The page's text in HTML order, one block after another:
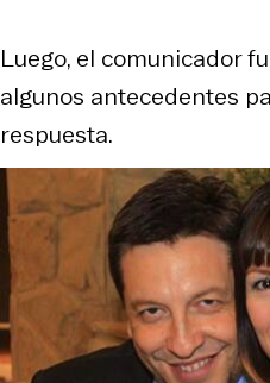
Luego, el comunicador
algunos antecedentes
respuesta.